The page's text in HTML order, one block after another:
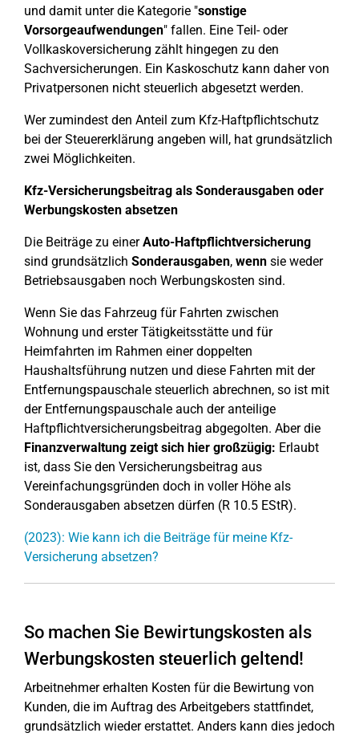
und damit unter die Kategorie "sonstige
Vorsorgeaufwendungen" fallen. Eine Teil- oder
Vollkaskoversicherung zählt hingegen zu den
Sachversicherungen. Ein Kaskoschutz kann daher von
Privatpersonen nicht steuerlich abgesetzt werden.
Wer zumindest den Anteil zum Kfz-Haftpflichtschutz
bei der Steuererklärung angeben will, hat grundsätzlich
zwei Möglichkeiten.
Kfz-Versicherungsbeitrag als Sonderausgaben oder
Werbungskosten absetzen
Die Beiträge zu einerAuto-Haftpflichtversicherung
sind grundsätzlich Sonderausgaben, wenn sie weder
Betriebsausgaben noch Werbungskosten sind.
Wenn Sie das Fahrzeug für Fahrten zwischen
Wohnung und erster Tätigkeitsstätte und für
Heimfahrten im Rahmen einer doppelten
Haushaltsführung nutzen und diese Fahrten mit der
Entfernungspauschale steuerlich abrechnen, so ist mit
der Entfernungspauschale auch der anteilige
Haftpflichtversicherungsbeitrag abgegolten. Aber die
Finanzverwaltung zeigt sich hier großzügig: Erlaubt
ist, dass Sie den Versicherungsbeitrag aus
Vereinfachungsgründen doch in voller Höhe als
Sonderausgaben absetzen dürfen (R 10.5 EStR).
(2023): Wie kann ich die Beiträge für meine Kfz-
Versicherung absetzen?
So machen Sie Bewirtungskosten als
Werbungskosten steuerlich geltend!
Arbeitnehmer erhalten Kosten für die Bewirtung von
Kunden, die im Auftrag des Arbeitgebers stattfindet,
grundsätzlich wieder erstattet. Anders kann dies jedoch